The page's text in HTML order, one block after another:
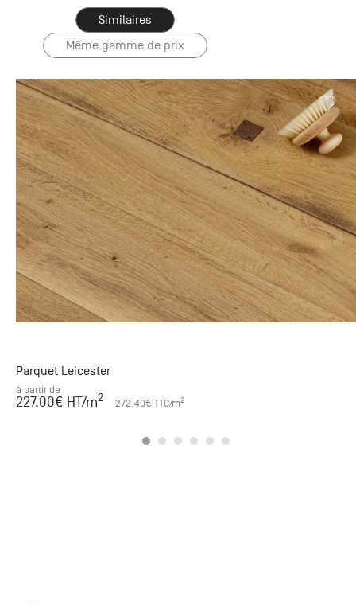
Similaires
Même gamme de prix
Parquet Leicester
à partir de
227.00€ HT/m2 272.40€ TTC/m2